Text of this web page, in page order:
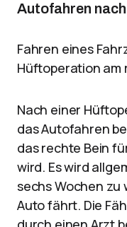
Autofahren
Fahren eines
Hüftoperation am
Nach einer
das Autofahren
das rechte Bein
wird. Es wird
sechs Wochen zu
Auto fährt. Die